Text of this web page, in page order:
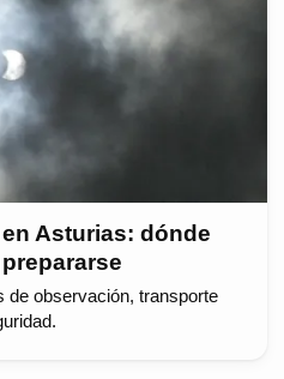
Asturias: dónde
de observación, transporte